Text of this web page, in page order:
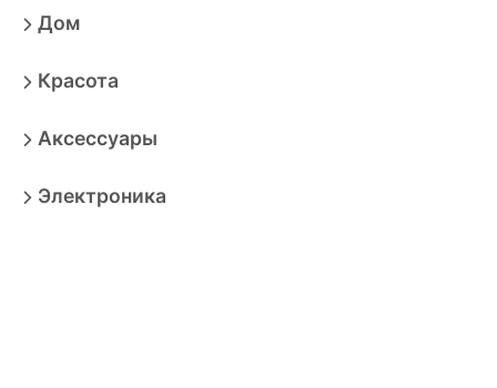
Дом
Красота
Аксессуары
Электроника